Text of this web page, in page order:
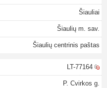
Šiauliai
Šiaulių m. sav.
Šiaulių centrinis paštas
LT-77164
P. Cvirkos g.